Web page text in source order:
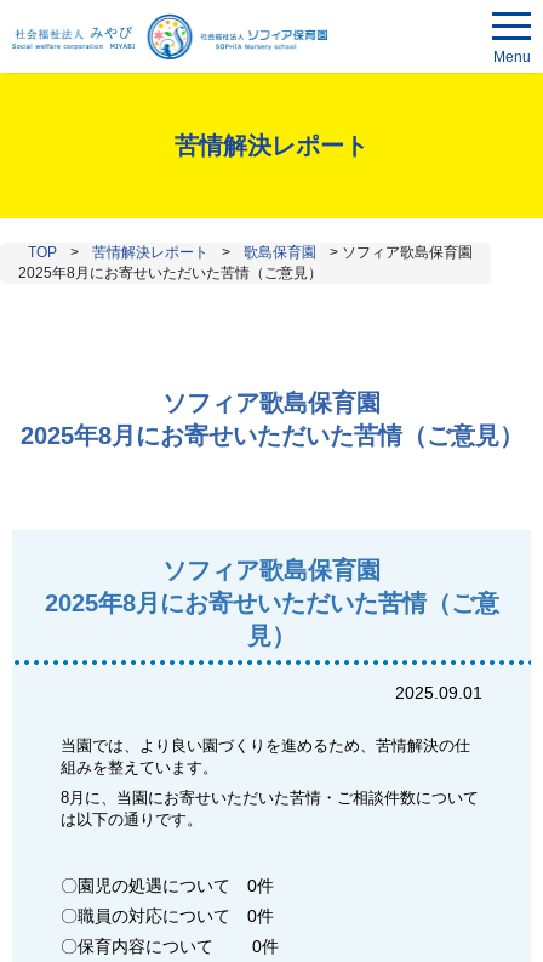
Menu
苦情解決レポート
TOP > 苦情解決レポート > 歌島保育園 > ソフィア歌島保育園
2025年8月にお寄せいただいた苦情（ご意見）
ソフィア歌島保育園
2025年8月にお寄せいただいた苦情（ご意見）
ソフィア歌島保育園
2025年8月にお寄せいただいた苦情（ご意
見）
2025.09.01
当園では、より良い園づくりを進めるため、苦情解決の仕
組みを整えています。
8月に、当園にお寄せいただいた苦情・ご相談件数について
は以下の通りです。
〇園児の処遇について 0件
〇職員の対応について 0件
〇保育内容について 0件